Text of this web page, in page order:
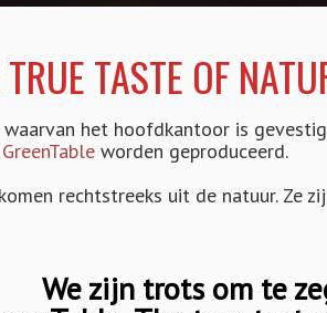
TASTE OF
het hoofdkantoor is
GreenTable worden geproduceerd.
rechtstreeks uit de natuur. Ze
We zijn trots om te